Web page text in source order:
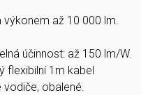
až 10 000 lm.
účinnost: až 150 lm/W.
flexibilní 1m kabel
vodiče, obalené.